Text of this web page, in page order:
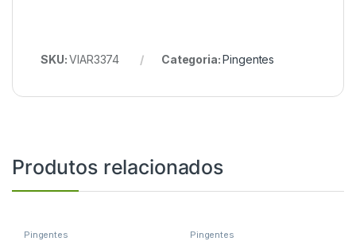
SKU:VIAR3374 Categoria:Pingentes
Produtos relacionados
Pingentes Pingentes